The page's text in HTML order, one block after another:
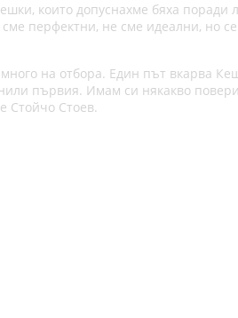
които допуснахме бяха поради
перфектни, не сме идеални, но
на отбора. Един път вкарва
първия. Имам си някакво
Стойчо Стоев.